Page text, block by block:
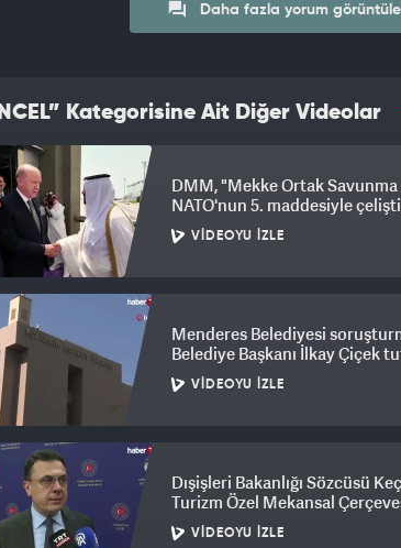
Daha fazla yorum görüntüle
Kategorisine Ait Diğer Videolar
DMM, "Mekke Ortak Savunma
NATO'nun 5. maddesiyle
VIDEOYU İZLE
Menderes Belediyesi
Belediye Başkanı İlkay Çiçek
VIDEOYU İZLE
Dışişleri Bakanlığı Sözcüsü
Turizm Özel Mekansal
VIDEOYU İZLE